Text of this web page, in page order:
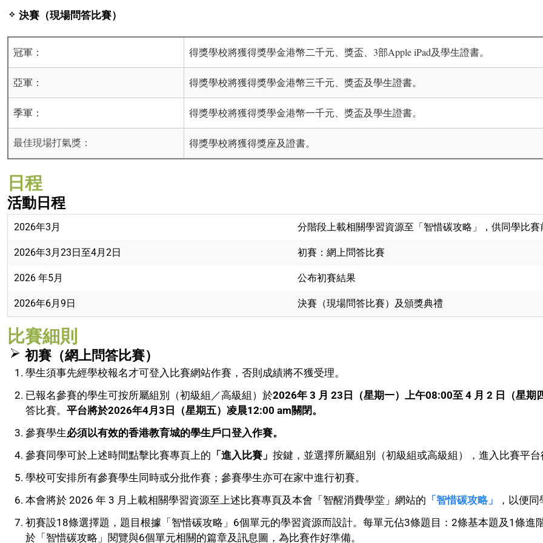
決賽（現場問答比賽）
冠軍： 得獎學校將獲得獎學金港幣二千元、獎盃、3部Apple iPad及學生證書。
亞軍： 得獎學校將獲得獎學金港幣三千元、獎盃及學生證書。
季軍： 得獎學校將獲得獎學金港幣一千元、獎盃及學生證書。
最佳現場打氣獎： 得獎學校將獲得獎座及證書。
日程
活動日程
2026年3月 分階段上載相關學習資源至「智惜碳攻略」，供同學比賽
2026年3月23日至4月2日 初賽：網上問答比賽
2026 年5月 公布初賽結果
2026年6月9日 決賽（現場問答比賽）及頒獎典禮
比賽細則
初賽（網上問答比賽）
學生須事先經學校報名才可登入比賽網站作賽，否則成績將不獲受理。
已報名參賽的學生可按所屬組別（初級組／高級組）於2026年 3 月 23日（星期一）上午08:00至 4 月 2 日（星期
答比賽。 平台將於2026年4月3日（星期五）凌晨12:00 am關閉。
參賽學生必須以有效的香港教育城的學生戶口登入作賽。
參賽同學可於上述時間點擊比賽專頁上的 「進入比賽」 按鍵，並選擇所屬組別（初級組或高級組），進入比賽平
學校可安排所有參賽學生同時或分批作賽；參賽學生亦可在家中進行初賽。
本會將於 2026 年 3 月上載相關學習資源至上述比賽專頁及本會「智醒消費學堂」網站的 「智惜碳攻略」
，以便
初賽設18條選擇題，題目根據「智惜碳攻略」6個單元的學習資源而設計。每單元佔3條題目：2條基本題及1條
於「智惜碳攻略」閱覽與6個單元相關的篇章及訊息圖，為比賽作好準備。